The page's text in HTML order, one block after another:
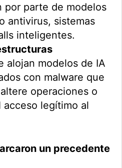
por parte de modelos
antivirus, sistemas
inteligentes.
alojan modelos de IA
con malware que
operaciones o
legítimo al
un precedente